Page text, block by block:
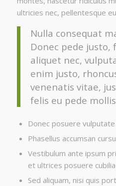
ultricies nec, pellentesque
Nulla consequat
Donec pede justo,
aliquet nec,
enim justo,
venenatis vitae,
felis eu pede
Donec posuere vulputate
Phasellus accumsan
Vestibulum ante ipsum
et ultrices posuere cubilia
Sed aliquam, nisi quis